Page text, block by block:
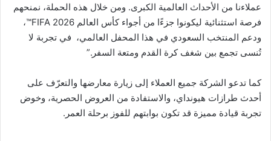
عملاءنا من الأحداث العالمية الكبرى. ومن خلال هذه الحملة، نمنحهم
فرصة استثنائية ليكونوا جزءًا من أجواء كأس العالم FIFA 2026™،
ودعم المنتخب السعودي في هذا المحفل العالمي، في تجربة لا
تُنسى تجمع بين شغف كرة القدم ومتعة السفر.”
كما تدعو الشركة جميع العملاء إلى زيارة معارضها والتعرّف على
أحدث طرازات هيونداي، والاستفادة من العروض الحصرية، وخوض
تجربة قيادة مميزة قد تكون بوابتهم للفوز برحلة العمر.